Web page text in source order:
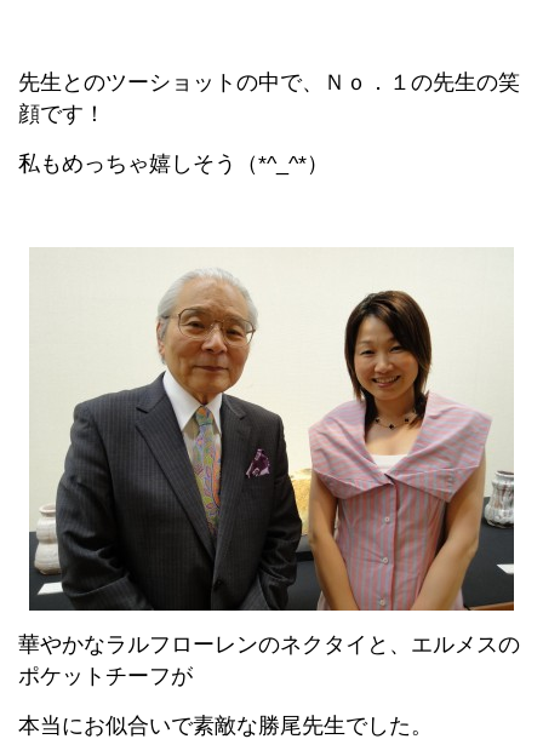
先生とのツーショットの中で、Ｎｏ．１の先生の笑
顔です！
私もめっちゃ嬉しそう（*^_^*）
華やかなラルフローレンのネクタイと、エルメスの
ポケットチーフが
本当にお似合いで素敵な勝尾先生でした。